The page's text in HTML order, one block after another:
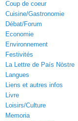
Coup de coeur
Cuisine/Gastronomie
Débat/Forum
Economie
Environnement
Festivités
La Lettre de País Nòstre
Langues
Liens et autres infos
Livre
Loisirs/Culture
Memoria